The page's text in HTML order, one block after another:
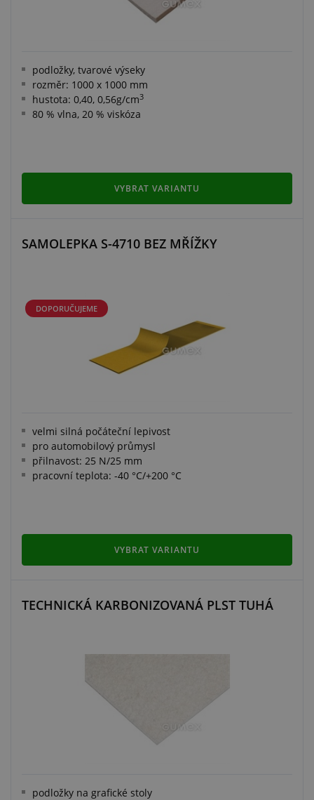
podložky, tvarové výseky
rozměr: 1000 x 1000 mm
hustota: 0,40, 0,56g/cm3
80 % vlna, 20 % viskóza
VYBRAT VARIANTU
SAMOLEPKA S-4710 BEZ MŘÍŽKY
DOPORUČUJEME
velmi silná počáteční lepivost
pro automobilový průmysl
přilnavost: 25 N/25 mm
pracovní teplota: -40 °C/+200 °C
VYBRAT VARIANTU
TECHNICKÁ KARBONIZOVANÁ PLST TUHÁ
podložky na grafické stoly